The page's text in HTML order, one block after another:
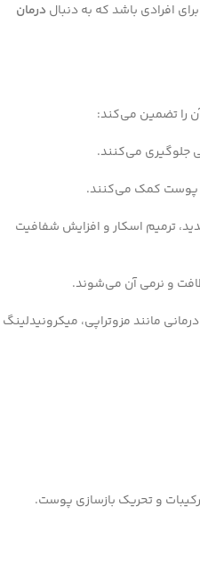
افرادی باشد که به دنبال درمان
را تضمین می‌کند:
جلوگیری می‌کنند.
پوست کمک می‌کنند.
ترمیم اسکار و افزایش شفافیت
و نرمی آن می‌شوند.
مانند مزوتراپی، میکرونیدلینگ
و تحریک بازسازی پوست.